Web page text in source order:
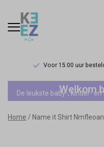
Voor 15:00 uur
Name
it
Shirt
Welkom
De leukste baby-, kinder-
Home Name it Shirt